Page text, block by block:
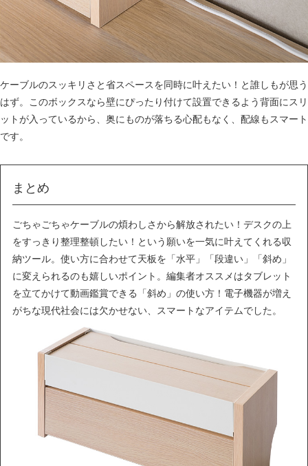
ケーブルのスッキリさと省スペースを同時に叶えたい！と誰しもが思う
はず。このボックスなら壁にぴったり付けて設置できるよう背面にスリ
ットが入っているから、奥にものが落ちる心配もなく、配線もスマート
です。
まとめ
ごちゃごちゃケーブルの煩わしさから解放されたい！デスクの上
をすっきり整理整頓したい！という願いを一気に叶えてくれる収
納ツール。使い方に合わせて天板を「水平」「段違い」「斜め」
に変えられるのも嬉しいポイント。編集者オススメはタブレット
を立てかけて動画鑑賞できる「斜め」の使い方！電子機器が増え
がちな現代社会には欠かせない、スマートなアイテムでした。